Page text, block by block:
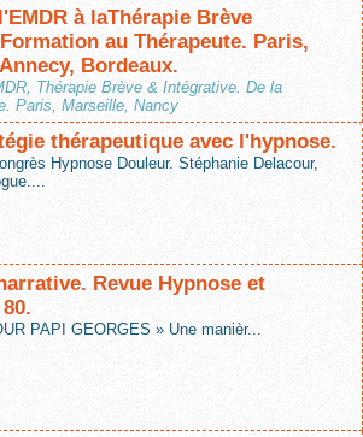
à laThérapie Brève
au Thérapeute. Paris,
Bordeaux.
Thérapie Brève & Intégrative. De la
Paris, Marseille, Nancy
thérapeutique avec l'hypnose.
Hypnose Douleur. Stéphanie Delacour,
Revue Hypnose et
PAPI GEORGES » Une manièr...